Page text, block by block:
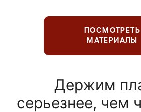
ПОСМОТРЕТЬ
МАТЕРИАЛЫ
Держим
серьезнее, чем